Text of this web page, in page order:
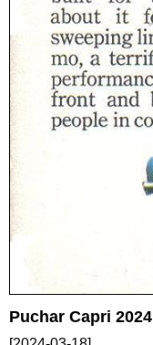
Puchar Capri 2024